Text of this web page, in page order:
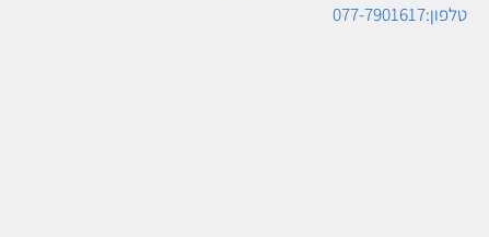
טלפון:077-7901617